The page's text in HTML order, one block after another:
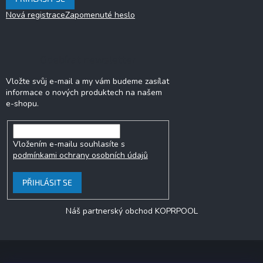
u
Nová registraceZapomenuté heslo
Vložte svůj e-mail a my vám budeme zasílat
informace o nových produktech na našem
e-shopu.
Vložením e-mailu souhlasíte s
podmínkami ochrany osobních údajů
PŘIHLÁSIT SE
Náš partnerský obchod KOPRPOOL